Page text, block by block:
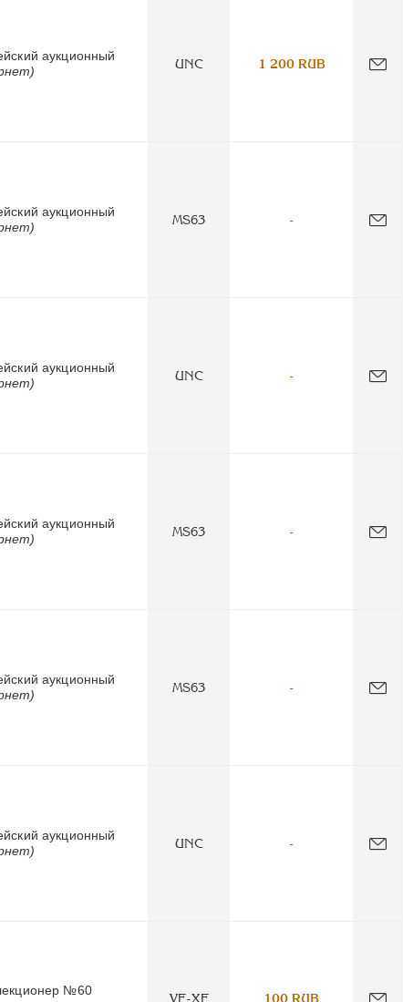
аукционный
UNC 1 200 RUB
аукционный
MS63 -
аукционный
UNC -
аукционный
MS63 -
аукционный
MS63 -
аукционный
UNC -
№60
VF-XF 100 RUB